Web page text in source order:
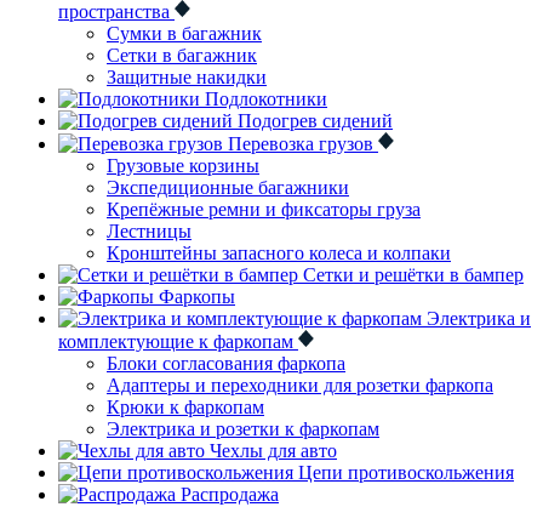
пространства
Сумки в багажник
Сетки в багажник
Защитные накидки
Подлокотники
Подогрев сидений
Перевозка грузов
Грузовые корзины
Экспедиционные багажники
Крепёжные ремни и фиксаторы груза
Лестницы
Кронштейны запасного колеса и колпаки
Сетки и решётки в бампер
Фаркопы
Электрика и
комплектующие к фаркопам
Блоки согласования фаркопа
Адаптеры и переходники для розетки фаркопа
Крюки к фаркопам
Электрика и розетки к фаркопам
Чехлы для авто
Цепи противоскольжения
Распродажа